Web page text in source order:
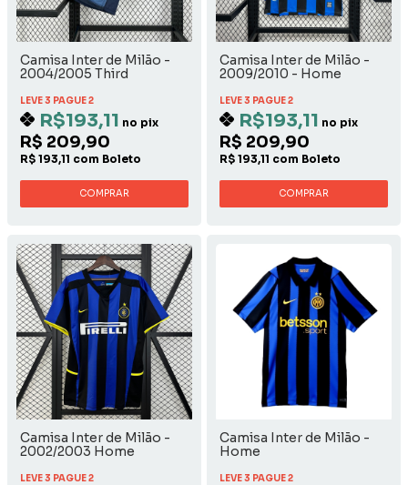
Camisa Inter de Milão -
2004/2005 Third
LEVE 3 PAGUE 2
R$193,11 no pix
R$ 209,90
R$ 193,11 com Boleto
COMPRAR
Camisa Inter de Milão -
2009/2010 - Home
LEVE 3 PAGUE 2
R$193,11 no pix
R$ 209,90
R$ 193,11 com Boleto
COMPRAR
Camisa Inter de Milão -
2002/2003 Home
LEVE 3 PAGUE 2
Camisa Inter de Milão -
Home
LEVE 3 PAGUE 2